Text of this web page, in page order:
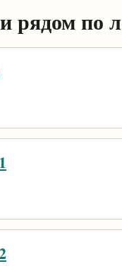
рядом по